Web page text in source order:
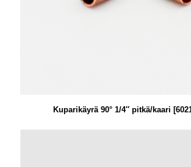
Kuparikäyrä 90° 1/4″ pitkä/kaari